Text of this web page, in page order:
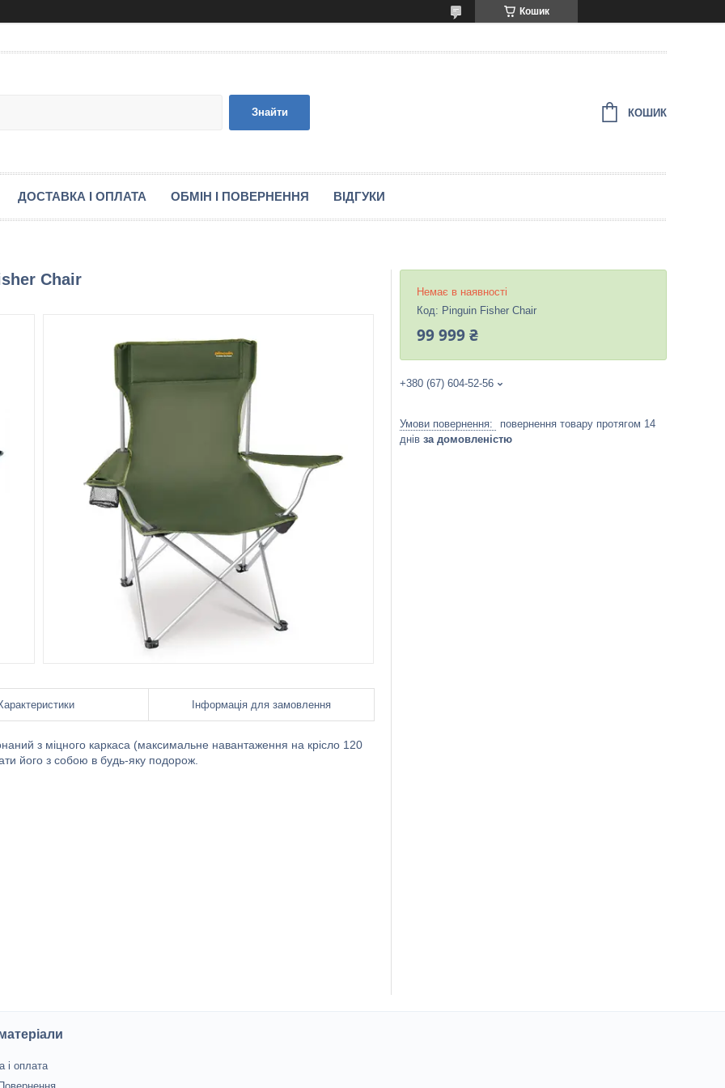
Кошик
Знайти КОШИК
ДОСТАВКА І ОПЛАТА ОБМІН І ПОВЕРНЕННЯ ВІДГУКИ
Chair
Інформація для замовлення
з міцного каркаса (максимальне навантаження на крісло 120
його з собою в будь-яку подорож.
Немає в наявності
Код: Pinguin Fisher Chair
99 999 ₴
+380 (67) 604-52-56
повернення товару протягом 14
днів за домовленістю
і оплата